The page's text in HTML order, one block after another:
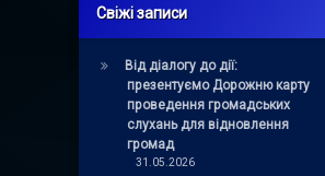
Свіжі записи
Від діалогу до дії:
презентуємо Дорожню карту
проведення громадських
слухань для відновлення
громад
31.05.2026